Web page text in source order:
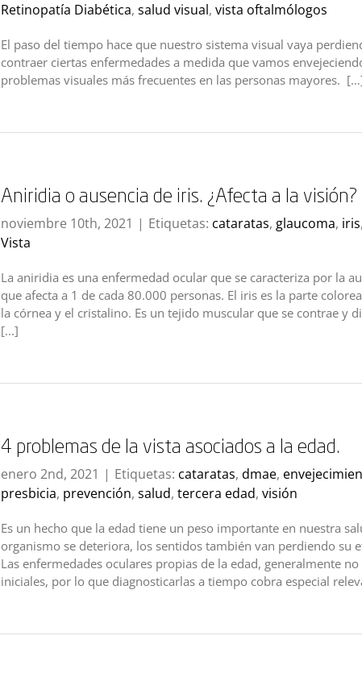
Retinopatía Diabética, salud visual, vista oftalmólogos
El paso del tiempo hace que nuestro sistema visual vaya
contraer ciertas enfermedades a medida que vamos
problemas visuales más frecuentes en las personas mayores.
Aniridia o ausencia de iris. ¿Afecta a la visión?
noviembre 10th, 2021 | Etiquetas: cataratas, glaucoma, iris,
Vista
La aniridia es una enfermedad ocular que se caracteriza por la
que afecta a 1 de cada 80.000 personas. El iris es la parte
la córnea y el cristalino. Es un tejido muscular que se contrae y
[...]
4 problemas de la vista asociados a la edad.
enero 2nd, 2021 | Etiquetas: cataratas, dmae,
presbicia, prevención, salud, tercera edad, visión
Es un hecho que la edad tiene un peso importante en nuestra
organismo se deteriora, los sentidos también van perdiendo su
Las enfermedades oculares propias de la edad, generalmente
iniciales, por lo que diagnosticarlas a tiempo cobra especial